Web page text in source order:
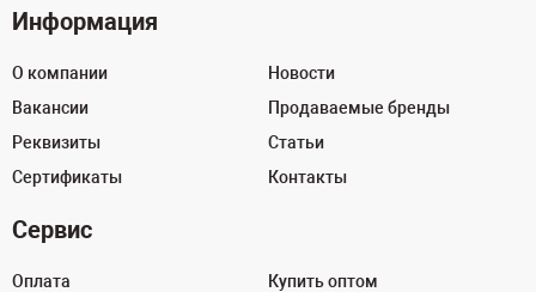
Информация
О компании
Вакансии
Реквизиты
Сертификаты
Новости
Продаваемые бренды
Статьи
Контакты
Сервис
Оплата
Купить оптом